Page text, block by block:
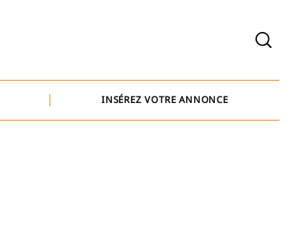
INSÉREZ VOTRE ANNONCE
bernard@baammedia.be
jennifer@baammedia.be